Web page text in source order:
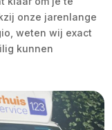
onze jarenlange
weten wij exact
kunnen